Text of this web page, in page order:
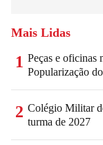
Mais Lidas
1 Peças e oficinas
Popularização
2 Colégio Militar
turma de 2027